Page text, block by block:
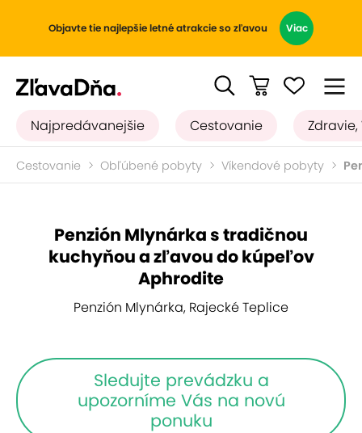
Objavte tie najlepšie letné atrakcie so zľavou Viac
Najpredávanejšie Cestovanie Zdravie,
Cestovanie Obľúbené pobyty Víkendové pobyty
Penzión Mlynárka s tradičnou
kuchyňou a zľavou do kúpeľov
Aphrodite
Penzión Mlynárka, Rajecké Teplice
Sledujte prevádzku a
upozorníme Vás na novú
ponuku